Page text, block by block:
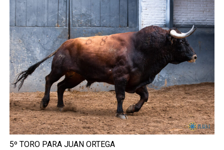
5º TORO PARA JUAN ORTEGA